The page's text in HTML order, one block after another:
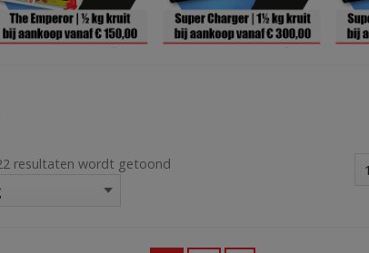
resultaten wordt getoond